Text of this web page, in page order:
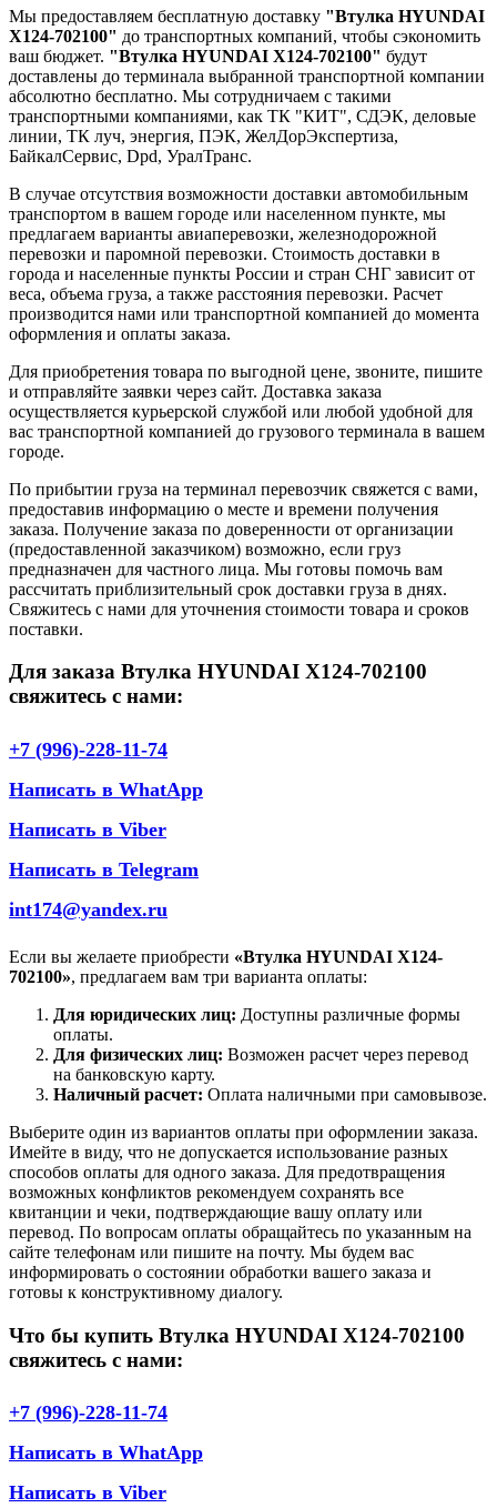
Мы предоставляем бесплатную доставку "Втулка HYUNDAI
X124-702100" до транспортных компаний, чтобы сэкономить
ваш бюджет. "Втулка HYUNDAI X124-702100" будут
доставлены до терминала выбранной транспортной компании
абсолютно бесплатно. Мы сотрудничаем с такими
транспортными компаниями, как ТК "КИТ", СДЭК, деловые
линии, ТК луч, энергия, ПЭК, ЖелДорЭкспертиза,
БайкалСервис, Dpd, УралТранс.
В случае отсутствия возможности доставки автомобильным
транспортом в вашем городе или населенном пункте, мы
предлагаем варианты авиаперевозки, железнодорожной
перевозки и паромной перевозки. Стоимость доставки в
города и населенные пункты России и стран СНГ зависит от
веса, объема груза, а также расстояния перевозки. Расчет
производится нами или транспортной компанией до момента
оформления и оплаты заказа.
Для приобретения товара по выгодной цене, звоните, пишите
и отправляйте заявки через сайт. Доставка заказа
осуществляется курьерской службой или любой удобной для
вас транспортной компанией до грузового терминала в вашем
городе.
По прибытии груза на терминал перевозчик свяжется с вами,
предоставив информацию о месте и времени получения
заказа. Получение заказа по доверенности от организации
(предоставленной заказчиком) возможно, если груз
предназначен для частного лица. Мы готовы помочь вам
рассчитать приблизительный срок доставки груза в днях.
Свяжитесь с нами для уточнения стоимости товара и сроков
поставки.
Для заказа Втулка HYUNDAI X124-702100
свяжитесь с нами:
+7 (996)-228-11-74
Написать в WhatApp
Написать в Viber
Написать в Telegram
int174@yandex.ru
Если вы желаете приобрести «Втулка HYUNDAI X124-
702100», предлагаем вам три варианта оплаты:
Для юридических лиц: Доступны различные формы
оплаты.
Для физических лиц: Возможен расчет через перевод
на банковскую карту.
Наличный расчет: Оплата наличными при самовывозе.
Выберите один из вариантов оплаты при оформлении заказа.
Имейте в виду, что не допускается использование разных
способов оплаты для одного заказа. Для предотвращения
возможных конфликтов рекомендуем сохранять все
квитанции и чеки, подтверждающие вашу оплату или
перевод. По вопросам оплаты обращайтесь по указанным на
сайте телефонам или пишите на почту. Мы будем вас
информировать о состоянии обработки вашего заказа и
готовы к конструктивному диалогу.
Что бы купить Втулка HYUNDAI X124-702100
свяжитесь с нами:
+7 (996)-228-11-74
Написать в WhatApp
Написать в Viber